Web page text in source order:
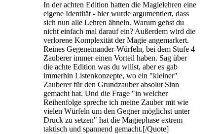
In der achten Edition hatten die Magielehren eine
eigene Identität - hier wurde argumentiert, dass
sich nun alle Lehren ähneln. Warum gehst du
nicht einfach mal darauf ein? Außerdem wird die
verlorene Komplexität der Magie angemarkert.
Reines Gegeneinander-Würfeln, bei dem Stufe 4
Zauberer immer einen Vorteil haben. Sag über
die achte Edition was du willst, aber es gab
immerhin Listenkonzepte, wo ein "kleiner"
Zauberer für den Grundzauber absolut Sinn
gemacht hat. Und die Frage "in welcher
Reihenfolge spreche ich meine Zauber mit wie
vielen Würfeln um den Gegner möglichst unter
Druck zu setzen" hat die Magiephase extrem
taktisch und spannend gemacht.[/Quote]